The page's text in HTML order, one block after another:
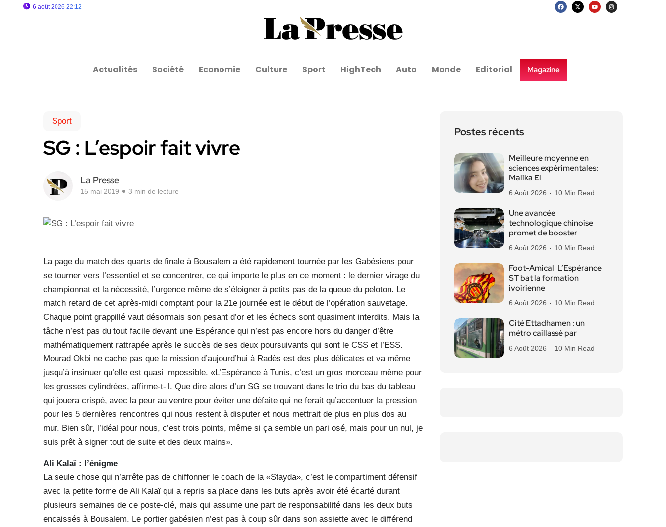
6 août 2026 22:12
Actualités Société Economie Culture Sport HighTech Auto Monde Editorial Magazine
Sport
SG : L’espoir fait vivre
La Presse
15 mai 2019 3 min de lecture
La page du match des quarts de finale à Bousalem a été rapidement tournée par les Gabésiens pour
se tourner vers l’essentiel et se concentrer, ce qui importe le plus en ce moment : le dernier virage du
championnat et la nécessité, l’urgence même de s’éloigner à petits pas de la queue du peloton. Le
match retard de cet après-midi comptant pour la 21e journée est le début de l’opération sauvetage.
Chaque point grappillé vaut désormais son pesant d’or et les échecs sont quasiment interdits. Mais la
tâche n’est pas du tout facile devant une Espérance qui n’est pas encore hors du danger d’être
mathématiquement rattrapée après le succès de ses deux poursuivants qui sont le CSS et l’ESS.
Mourad Okbi ne cache pas que la mission d’aujourd’hui à Radès est des plus délicates et va même
jusqu’à insinuer qu’elle est quasi impossible. «L’Espérance à Tunis, c’est un gros morceau même pour
les grosses cylindrées, affirme-t-il. Que dire alors d’un SG se trouvant dans le trio du bas du tableau
qui jouera crispé, avec la peur au ventre pour éviter une défaite qui ne ferait qu’accentuer la pression
pour les 5 dernières rencontres qui nous restent à disputer et nous mettrait de plus en plus dos au
mur. Bien sûr, l’idéal pour nous, c’est trois points, même si ça semble un pari osé, mais pour un nul, je
suis prêt à signer tout de suite et des deux mains».
Ali Kalaï : l’énigme
La seule chose qui n’arrête pas de chiffonner le coach de la «Stayda», c’est le compartiment défensif
avec la petite forme de Ali Kalaï qui a repris sa place dans les buts après avoir été écarté durant
plusieurs semaines de ce poste-clé, mais qui assume une part de responsabilité dans les deux buts
encaissés à Bousalem. Le portier gabésien n’est pas à coup sûr dans son assiette avec le différend
Postes récents
Meilleure moyenne en
sciences expérimentales:
Malika El
6 Août 2026 10 Min Read
Une avancée
technologique chinoise
promet de booster
6 Août 2026 10 Min Read
Foot-Amical: L’Espérance
ST bat la formation
ivoirienne
6 Août 2026 10 Min Read
Cité Ettadhamen : un
métro caillassé par
6 Août 2026 10 Min Read